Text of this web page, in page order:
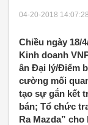
04-20-2018 14:07:28
Chiều ngày 18/
Kinh doanh
ân Đại lý/Điểm
cường mối
tạo sự gắn kết
bán; Tổ chức
Ra Mazda”